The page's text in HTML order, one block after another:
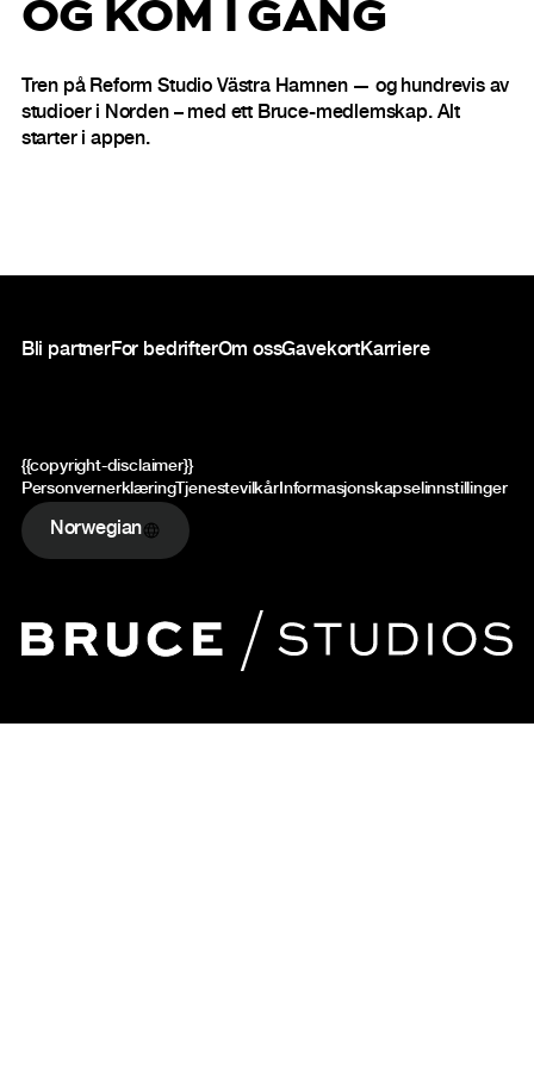
Tren på Reform Studio Västra Hamnen — og hundrevis av
studioer i Norden – med ett Bruce-medlemskap. Alt
starter i appen.
Bli partnerFor bedrifterOm ossGavekortKarriere
{{copyright-disclaimer}}
PersonvernerklæringTjenestevilkårInformasjonskapselinnstillinger
Norwegian